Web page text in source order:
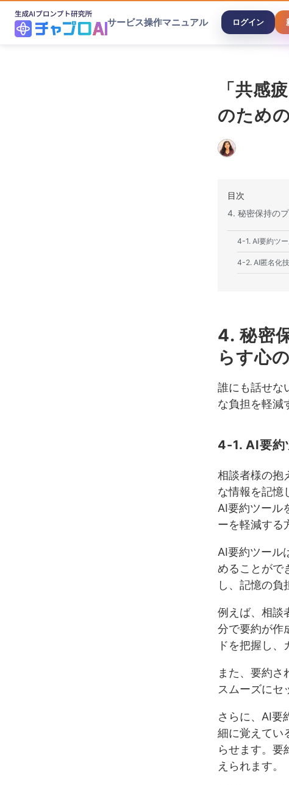
サービス操作マニュアル ログイン
「共感
のため
目次
4. 秘密保持の
4-1. AI要約ツ
4-2. AI匿名化
5-2. AIカード
6. ネガティブ
6-1. AI空間浄
6-2. AIヒーリ
7. クレーム対
7-2. AI自動応
8. 期待に応え
8-2. AIによる
4. 秘密
らす心
誰にも話せな
な負担を軽減
4-1. AI要約
相談者様の抱
な情報を記憶
AI要約ツール
ーを軽減する
AI要約ツール
めることがで
し、記憶の負
例えば、相談
分で要約が作
ドを把握し、
また、要約さ
スムーズにセ
さらに、AI要
細に覚えてい
らせます。要
えられます。